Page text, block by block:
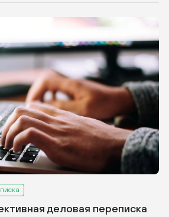
деловая переписка